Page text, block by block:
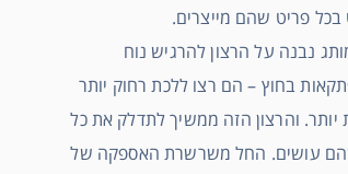
פריט שהם מייצרים.
נבנה על הרצון להרגיש נוח
בחוץ – הם רצו ללכת רחוק יותר
יותר. והרצון הזה ממשיך לתדלק את כל
עושים. החל משרשרת האספקה ​​של